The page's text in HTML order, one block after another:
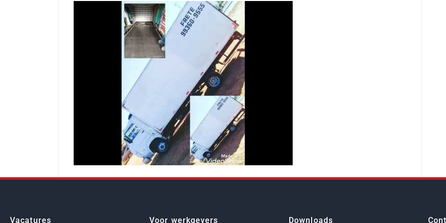
Vacatures Voor werkgevers Downloads